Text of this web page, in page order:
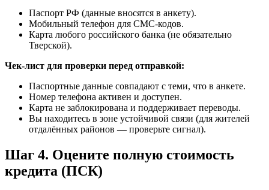
Паспорт РФ (данные вносятся в анкету).
Мобильный телефон для СМС-кодов.
Карта любого российского банка (не обязательно
Тверской).
Чек-лист для проверки перед отправкой:
Паспортные данные совпадают с теми, что в анкете.
Номер телефона активен и доступен.
Карта не заблокирована и поддерживает переводы.
Вы находитесь в зоне устойчивой связи (для жителей
отдалённых районов — проверьте сигнал).
Шаг 4. Оцените полную стоимость
кредита (ПСК)